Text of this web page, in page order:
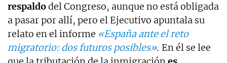
respaldodel Congreso, aunque no está obligada
a pasar por allí, pero el Ejecutivo apuntala su
relato en el informe «España ante el reto
migratorio: dos futuros posibles». En él se lee